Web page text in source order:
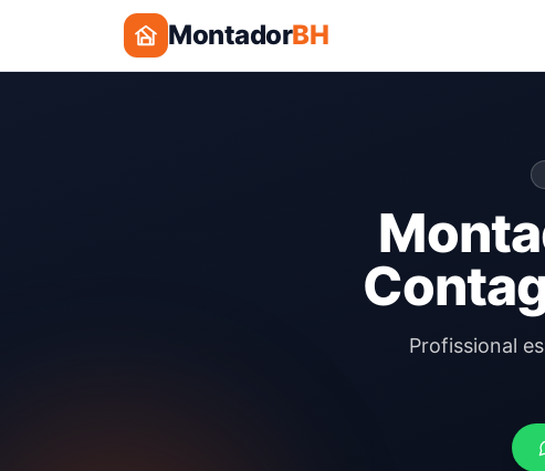
MontadorBH
Profissional